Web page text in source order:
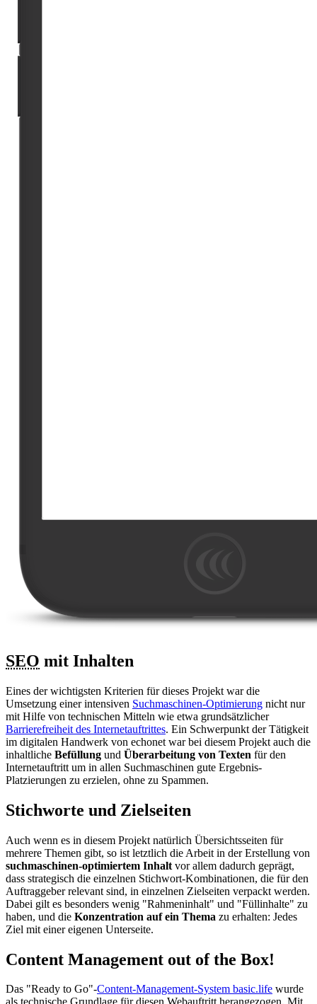
SEO mit Inhalten
Eines der wichtigsten Kriterien für dieses Projekt war die
Umsetzung einer intensiven Suchmaschinen-Optimierung nicht nur
mit Hilfe von technischen Mitteln wie etwa grundsätzlicher
Barrierefreiheit des Internetauftrittes. Ein Schwerpunkt der Tätigkeit
im digitalen Handwerk von echonet war bei diesem Projekt auch die
inhaltliche Befüllung und Überarbeitung von Texten für den
Internetauftritt um in allen Suchmaschinen gute Ergebnis-
Platzierungen zu erzielen, ohne zu Spammen.
Stichworte und Zielseiten
Auch wenn es in diesem Projekt natürlich Übersichtsseiten für
mehrere Themen gibt, so ist letztlich die Arbeit in der Erstellung von
suchmaschinen-optimiertem Inhalt vor allem dadurch geprägt,
dass strategisch die einzelnen Stichwort-Kombinationen, die für den
Auftraggeber relevant sind, in einzelnen Zielseiten verpackt werden.
Dabei gilt es besonders wenig "Rahmeninhalt" und "Füllinhalte" zu
haben, und die Konzentration auf ein Thema zu erhalten: Jedes
Ziel mit einer eigenen Unterseite.
Content Management out of the Box!
Das "Ready to Go"-Content-Management-System basic.life wurde